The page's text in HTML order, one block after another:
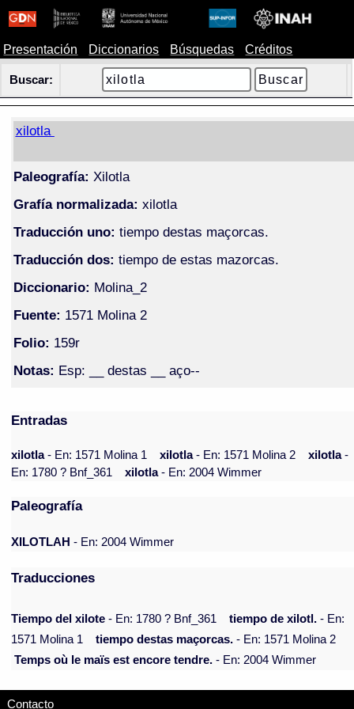
Presentación Diccionarios Búsquedas Créditos
Buscar:
xilotla
Paleografía: Xilotla
Grafía normalizada: xilotla
Traducción uno: tiempo destas maçorcas.
Traducción dos: tiempo de estas mazorcas.
Diccionario: Molina_2
Fuente: 1571 Molina 2
Folio: 159r
Notas: Esp: __ destas __ aço--
Entradas
xilotla- En: 1571 Molina 1 xilotla- En: 1571 Molina 2 xilotla-
En: 1780 ? Bnf_361
xilotla- En: 2004 Wimmer
Paleografía
XILOTLAH - En: 2004 Wimmer
Traducciones
Tiempo del xilote - En: 1780 ? Bnf_361 tiempo de xilotl. - En:
1571 Molina 1
tiempo destas maçorcas. - En: 1571 Molina 2
Temps où le maïs est encore tendre. - En: 2004 Wimmer
Contacto